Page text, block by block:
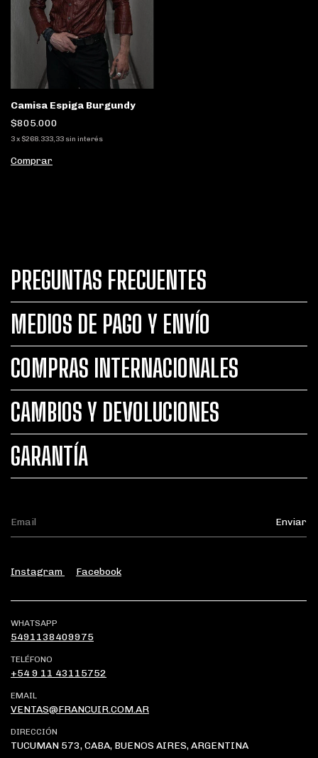
Camisa Espiga Burgundy
$805.000
3x $268.333,33 sin interés
Comprar
PREGUNTAS FRECUENTES
MEDIOS DE PAGO Y ENVÍO
COMPRAS INTERNACIONALES
CAMBIOS Y DEVOLUCIONES
GARANTÍA
Instagram Facebook
WHATSAPP
5491138409975
TELÉFONO
+54 9 11 43115752
EMAIL
VENTAS@FRANCUIR.COM.AR
DIRECCIÓN
TUCUMAN 573, CABA, BUENOS AIRES, ARGENTINA